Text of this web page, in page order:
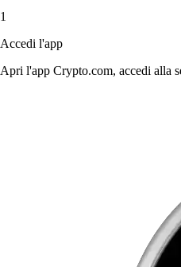
1
Accedi l'app
Apri l'app Crypto.com, accedi alla